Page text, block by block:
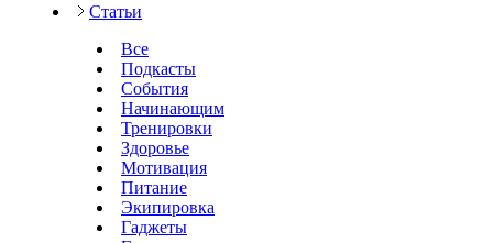
Статьи
Все
Подкасты
События
Начинающим
Тренировки
Здоровье
Мотивация
Питание
Экипировка
Гаджеты